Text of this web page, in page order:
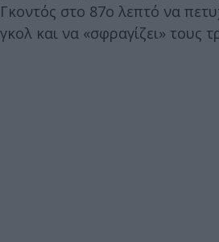
Γκοντός στο 87ο λεπτό να
γκολ και να «σφραγίζει» τους